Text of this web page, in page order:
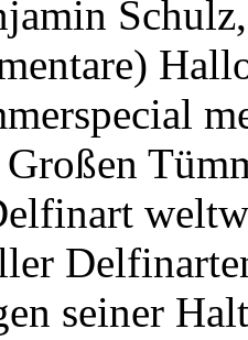
seiner